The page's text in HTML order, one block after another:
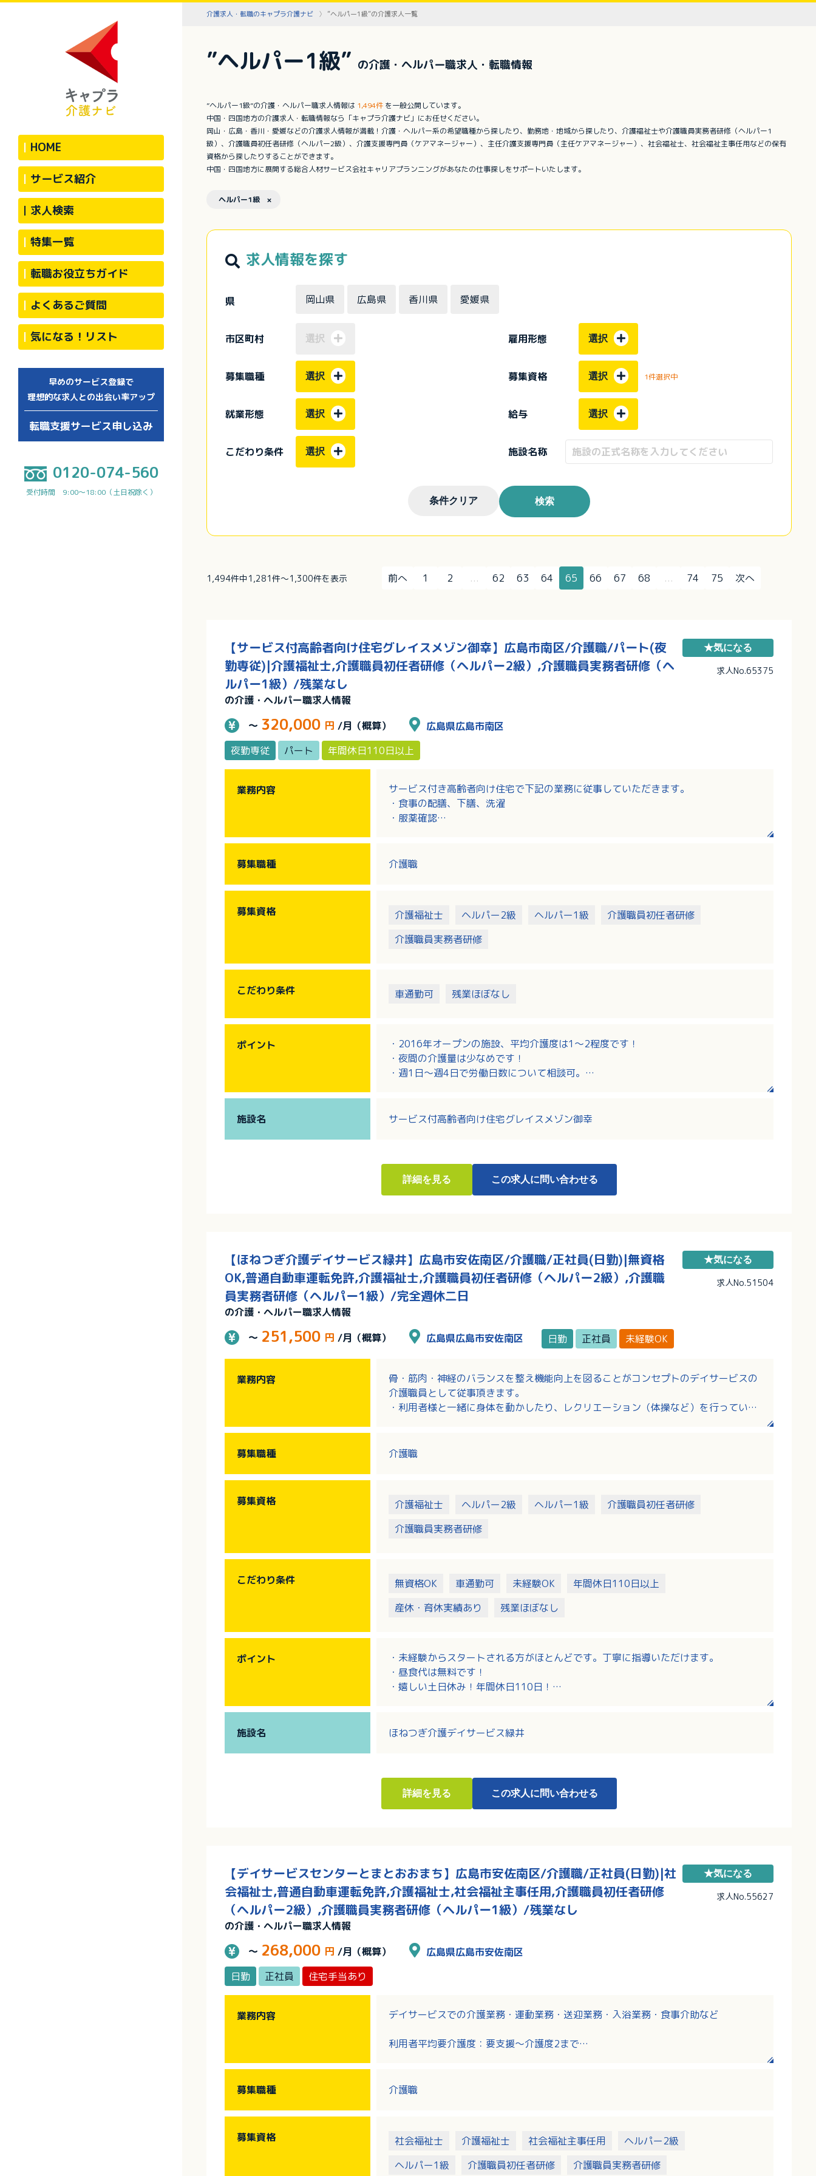
HOME
サービス紹介
求人検索
特集一覧
転職お役立ちガイド
よくあるご質問
気になる！リスト
早めのサービス登録で
理想的な求人との出会い率アップ
転職支援サービス申し込み
0120-074-560
受付時間 9:00～18:00（土日祝除く）
介護求人・転職のキャプラ介護ナビ ”ヘルパー1級”の介護求人一覧
”ヘルパー1級” の介護・ヘルパー職求人・転職情報
”ヘルパー1級”の介護・ヘルパー職求人情報は 1,494件 を一般公開しています。
中国・四国地方の介護求人・転職情報なら「キャプラ介護ナビ」にお任せください。
岡山・広島・香川・愛媛などの介護求人情報が満載！介護・ヘルパー系の希望職種から探したり、勤務地・地域から探したり、介護福祉士や介護職員実務者研修（ヘルパー1
級）、介護職員初任者研修（ヘルパー2級）、介護支援専門員（ケアマネージャー）、主任介護支援専門員（主任ケアマネージャー）、社会福祉士、社会福祉主事任用などの保有
資格から探したりすることができます。
中国・四国地方に展開する総合人材サービス会社キャリアプランニングがあなたの仕事探しをサポートいたします。
ヘルパー1級 ×
求人情報を探す
県 岡山県 広島県 香川県 愛媛県
市区町村 選択 雇用形態 選択
募集職種 選択 募集資格 選択 1件選択中
就業形態 選択 給与 選択
こだわり条件 選択 施設名称
条件クリア 検索
1,494件中1,281件～1,300件を表示 前へ 1 2 ... 62 63 64 65 66 67 68 ... 74 75 次へ
【サービス付高齢者向け住宅グレイスメゾン御幸】広島市南区/介護職/パート(夜
勤専従)|介護福祉士,介護職員初任者研修（ヘルパー2級）,介護職員実務者研修（ヘ
ルパー1級）/残業なし
の介護・ヘルパー職求人情報
～ 320,000 円 /月（概算）
広島県広島市南区
夜勤専従
パート 年間休日110日以上
★気になる
求人No.65375
業務内容
サービス付き高齢者向け住宅で下記の業務に従事していただきます。
・食事の配膳、下膳、洗濯
・服薬確認
・施錠確認
募集職種 介護職
募集資格 介護福祉士 ヘルパー2級 ヘルパー1級
介護職員初任者研修
介護職員実務者研修
こだわり条件 車通勤可 残業ほぼなし
ポイント
・2016年オープンの施設、平均介護度は1～2程度です！
・夜間の介護量は少なめです！
・週1日～週4日で労働日数について相談可。
施設名
サービス付高齢者向け住宅グレイスメゾン御幸
詳細を見る この求人に問い合わせる
【ほねつぎ介護デイサービス緑井】広島市安佐南区/介護職/正社員(日勤)|無資格
OK,普通自動車運転免許,介護福祉士,介護職員初任者研修（ヘルパー2級）,介護職
員実務者研修（ヘルパー1級）/完全週休二日
の介護・ヘルパー職求人情報
～ 251,500 円 /月（概算） 広島県広島市安佐南区 日勤 正社員 未経験OK
★気になる
求人No.51504
業務内容
骨・筋肉・神経のバランスを整え機能向上を図ることがコンセプトのデイサービスの
介護職員として従事頂きます。
・利用者様と一緒に身体を動かしたり、レクリエーション（体操など）を行っていた
・レクリエーション
募集職種 介護職
募集資格 介護福祉士 ヘルパー2級 ヘルパー1級
介護職員初任者研修
介護職員実務者研修
こだわり条件 無資格OK 車通勤可 未経験OK
年間休日110日以上
産休・育休実績あり
残業ほぼなし
ポイント
・未経験からスタートされる方がほとんどです。丁寧に指導いただけます。
・昼食代は無料です！
・嬉しい土日休み！年間休日110日！
・1年に1度、全従業員が集まりそれぞれの部署の活躍を称え合う会があります。
施設名 ほねつぎ介護デイサービス緑井
詳細を見る この求人に問い合わせる
【デイサービスセンターとまとおおまち】広島市安佐南区/介護職/正社員(日勤)|社
会福祉士,普通自動車運転免許,介護福祉士,社会福祉主事任用,介護職員初任者研修
（ヘルパー2級）,介護職員実務者研修（ヘルパー1級）/残業なし
の介護・ヘルパー職求人情報
～ 268,000 円 /月（概算）
広島県広島市安佐南区
日勤
正社員 住宅手当あり
★気になる
求人No.55627
業務内容 デイサービスでの介護業務・運動業務・送迎業務・入浴業務・食事介助など
利用者平均要介護度：要支援～介護度2まで
使用車種：AT軽自動車のみ
募集職種 介護職
募集資格 社会福祉士 介護福祉士 社会福祉主事任用
ヘルパー2級
ヘルパー1級
介護職員初任者研修 介護職員実務者研修